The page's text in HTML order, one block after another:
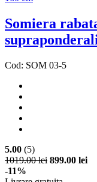
Somiera
Cod: SOM 03-5
5.00 (5)
1019.00 lei 899.00 lei
-11%